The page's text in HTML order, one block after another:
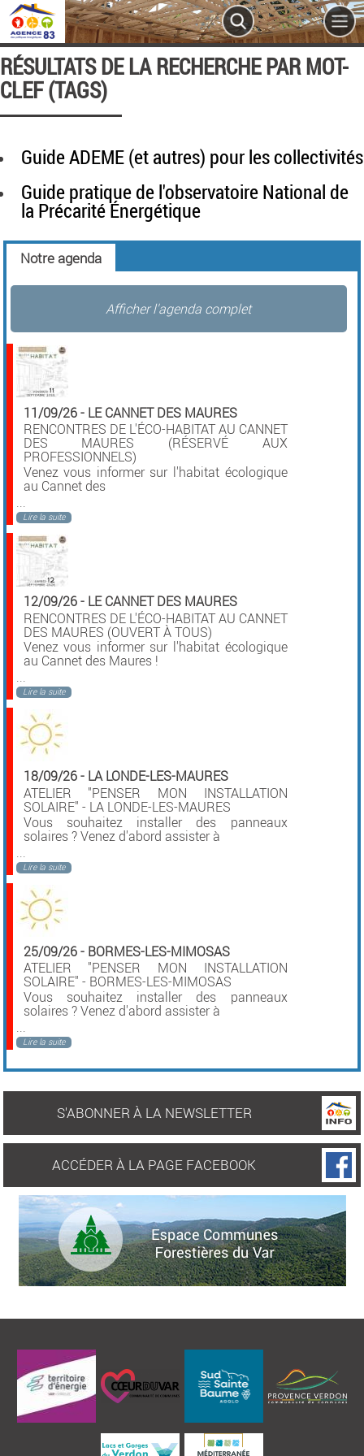
RÉSULTATS DE LA RECHERCHE PAR MOT-
CLEF (TAGS)
Guide ADEME (et autres) pour les collectivités
Guide pratique de l'observatoire National de
la Précarité Énergétique
Notre agenda
Afficher l'agenda complet
11/09/26- LE CANNET DES MAURES
RENCONTRES DE L'ÉCO-HABITAT AU CANNET
DES MAURES (RÉSERVÉ AUX
PROFESSIONNELS)
Venez vous informer sur l'habitat écologique
au Cannet des
Lire la suite
12/09/26- LE CANNET DES MAURES
RENCONTRES DE L'ÉCO-HABITAT AU CANNET
DES MAURES (OUVERT À TOUS)
Venez vous informer sur l'habitat écologique
au Cannet des Maures !
...
Lire la suite
18/09/26- LA LONDE-LES-MAURES
ATELIER "PENSER MON INSTALLATION
SOLAIRE" - LA LONDE-LES-MAURES
Vous souhaitez installer des panneaux
solaires ? Venez d'abord assister à
Lire la suite
25/09/26- BORMES-LES-MIMOSAS
ATELIER "PENSER MON INSTALLATION
SOLAIRE" - BORMES-LES-MIMOSAS
Vous souhaitez installer des panneaux
solaires ? Venez d'abord assister à
Lire la suite
S'ABONNER À LA NEWSLETTER
ACCÉDER À LA PAGE FACEBOOK